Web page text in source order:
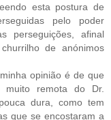
esta postura de
pelo poder
perseguições, afinal
de anónimos
opinião é de que
muito remota do Dr.
dura, como tem
que se encostaram a